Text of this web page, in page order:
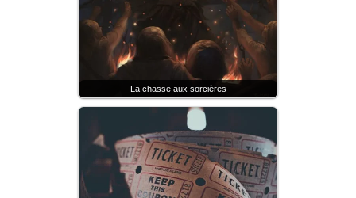
La chasse aux sorcières